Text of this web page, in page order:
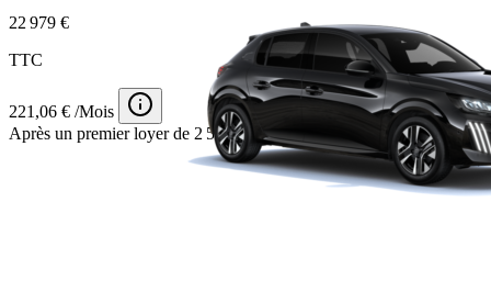
22 979 €
TTC
221,06 € /Mois
Après un premier loyer de 2 500 €